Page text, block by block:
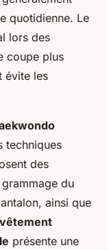
quotidienne. Le
lors des
coupe plus
évite les
techniques
des
du
ainsi que
vêtement
présente une